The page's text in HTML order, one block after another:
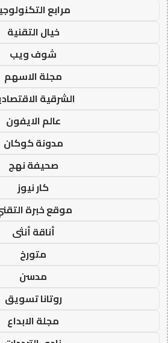
مرابع
خيال التقنية
شوف ويب
مجلة الاسهم
الشرقية
عالم الايفون
مدونة كوكان
صحيفة نهج
كار نيوز
موقع خبرة
أناقة أنثى
متورخ
مدسن
روتانا تسويق
مجلة الابداع